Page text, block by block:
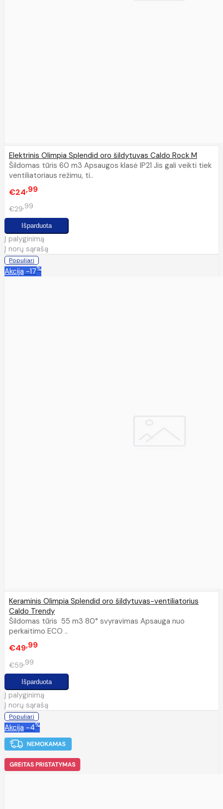
Elektrinis Olimpia Splendid oro šildytuvas Caldo Rock M
Šildomas tūris 60 m3 Apsaugos klasė IP21 Jis gali veikti tiek
ventiliatoriaus režimu, ti..
€24 99
€29 99
Į palyginimą
Į norų sąrašą
Populiari
Akcija -17%
Keraminis Olimpia Splendid oro šildytuvas-ventiliatorius
Caldo Trendy
Šildomas tūris 55 m3 80° svyravimas Apsauga nuo
perkaitimo ECO ..
€49 99
€59 99
Į palyginimą
Į norų sąrašą
Populiari
Akcija -4%